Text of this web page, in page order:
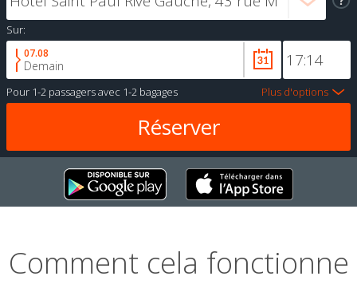
Sur:
07.08
Demain
Pour 1-2 passagersavec 1-2 bagages Plus d'options
Comment cela fonctionne